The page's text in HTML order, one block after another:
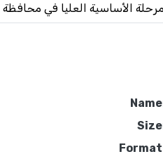
الأساسية العليا في